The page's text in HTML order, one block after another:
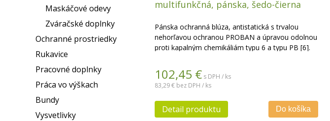
multifunkčná, pánska, šedo-čierna
Pánska ochranná blúza, antistatická s trvalou
nehorľavou ochranou PROBAN a úpravou odolnou
proti kapalným chemikáliám typu 6 a typu PB [6].
61482. Kryté zapínanie na zips a suchý zips, rukáv s
nastaviteľnou
102,45 € s DPH / ks
83,29 € bez DPH / ks
Do košíka
Detail produktu
Maskáčové odevy
Zváračské doplnky
Ochranné prostriedky
Rukavice
Pracovné doplnky
Práca vo výškach
Bundy
Vysvetlivky